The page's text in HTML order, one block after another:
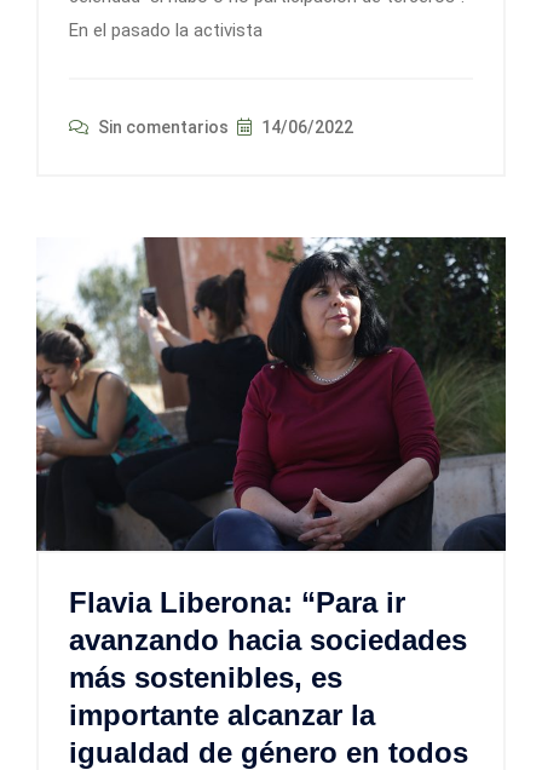
En el pasado la activista
Sin comentarios 14/06/2022
Flavia Liberona: “Para ir
avanzando hacia sociedades
más sostenibles, es
importante alcanzar la
igualdad de género en todos